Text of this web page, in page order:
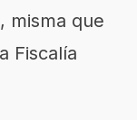
misma que
Fiscalía